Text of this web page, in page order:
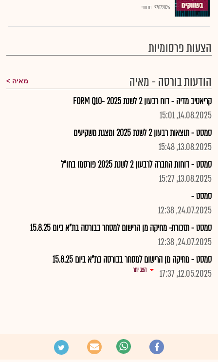
27.07.2026 רם מורי
הצעות פרסומיות
הודעות בורסה - מאיה
מאיה
קריאטיב מדיה - דוח רבעון 2 לשנת 2025 -FORM Q10
14.08.2025, 15:01
סמסט - תוצאות רבעון 2 לשנת 2025 ומצגת משקיעים
13.08.2025, 15:48
סמסט - דוחות החברה לרבעון 2 לשנת 2025 פורסמו בחו"ל
13.08.2025, 15:27
סמסט -
24.07.2025, 12:38
סמסט - תזכורת- מחיקה מן הרישום למסחר בבורסה בת"א ביום 15.8.25
24.07.2025, 12:38
סמסט - מחיקה מן הרישום למסחר בבורסה בת"א ביום 15.8.25
12.05.2025, 17:37
הצג יותר